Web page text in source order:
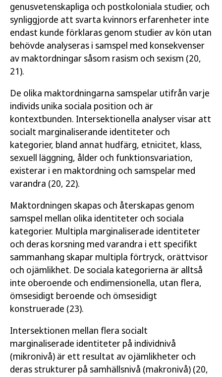
genusvetenskapliga och postkoloniala studier, och
synliggjorde att svarta kvinnors erfarenheter inte
endast kunde förklaras genom studier av kön utan
behövde analyseras i samspel med konsekvenser
av maktordningar såsom rasism och sexism (20,
21).
De olika maktordningarna samspelar utifrån varje
individs unika sociala position och är
kontextbunden. Intersektionella analyser visar att
socialt marginaliserande identiteter och
kategorier, bland annat hudfärg, etnicitet, klass,
sexuell läggning, ålder och funktionsvariation,
existerar i en maktordning och samspelar med
varandra (20, 22).
Maktordningen skapas och återskapas genom
samspel mellan olika identiteter och sociala
kategorier. Multipla marginaliserade identiteter
och deras korsning med varandra i ett specifikt
sammanhang skapar multipla förtryck, orättvisor
och ojämlikhet. De sociala kategorierna är alltså
inte oberoende och endimensionella, utan flera,
ömsesidigt beroende och ömsesidigt
konstruerade (23).
Intersektionen mellan flera socialt
marginaliserade identiteter på individnivå
(mikronivå) är ett resultat av ojämlikheter och
deras strukturer på samhällsnivå (makronivå) (20,